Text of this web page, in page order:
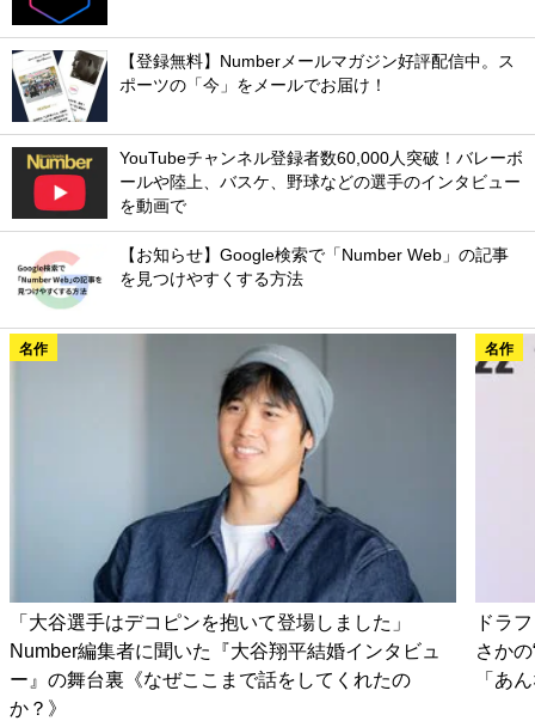
【登録無料】Numberメールマガジン好評配信中。ス
ポーツの「今」をメールでお届け！
YouTubeチャンネル登録者数60,000人突破！バレーボ
ールや陸上、バスケ、野球などの選手のインタビュー
を動画で
【お知らせ】Google検索で「Number Web」の記事
を見つけやすくする方法
名作
「大谷選手はデコピンを抱いて登場しました」
Number編集者に聞いた『大谷翔平結婚インタビュ
ー』の舞台裏《なぜここまで話をしてくれたの
か？》
名作
ドラ
さか
「あ